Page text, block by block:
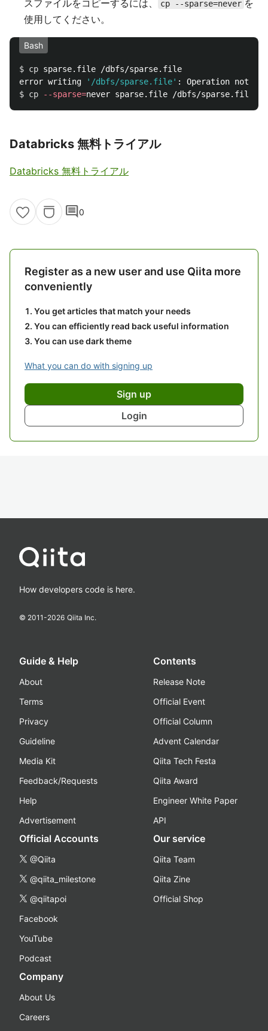
スファイルをコピーするには、
cp --sparse=never を
使用してください。
Bash
$ cp sparse.file /dbfs/sparse.file
error writing
'/dbfs/sparse.file'
$ cp --sparse=
Databricks 無料トライアル
Databricks 無料トライアル
comment0
Register as a new user and use Qiita more
conveniently
You get articles that match your needs
You can efficiently read back useful information
You can use dark theme
What you can do with signing up
Sign up
Login
How developers code is here.
© 2011-2026 Qiita Inc.
Guide & Help
About
Terms
Privacy
Guideline
Media Kit
Feedback/Requests
Help
Advertisement
Contents
Release Note
Official Event
Official Column
Advent Calendar
Qiita Tech Festa
Qiita Award
Engineer White Paper
API
Official Accounts
@Qiita
@qiita_milestone
@qiitapoi
Facebook
YouTube
Podcast
Our service
Qiita Team
Qiita Zine
Official Shop
Company
About Us
Careers